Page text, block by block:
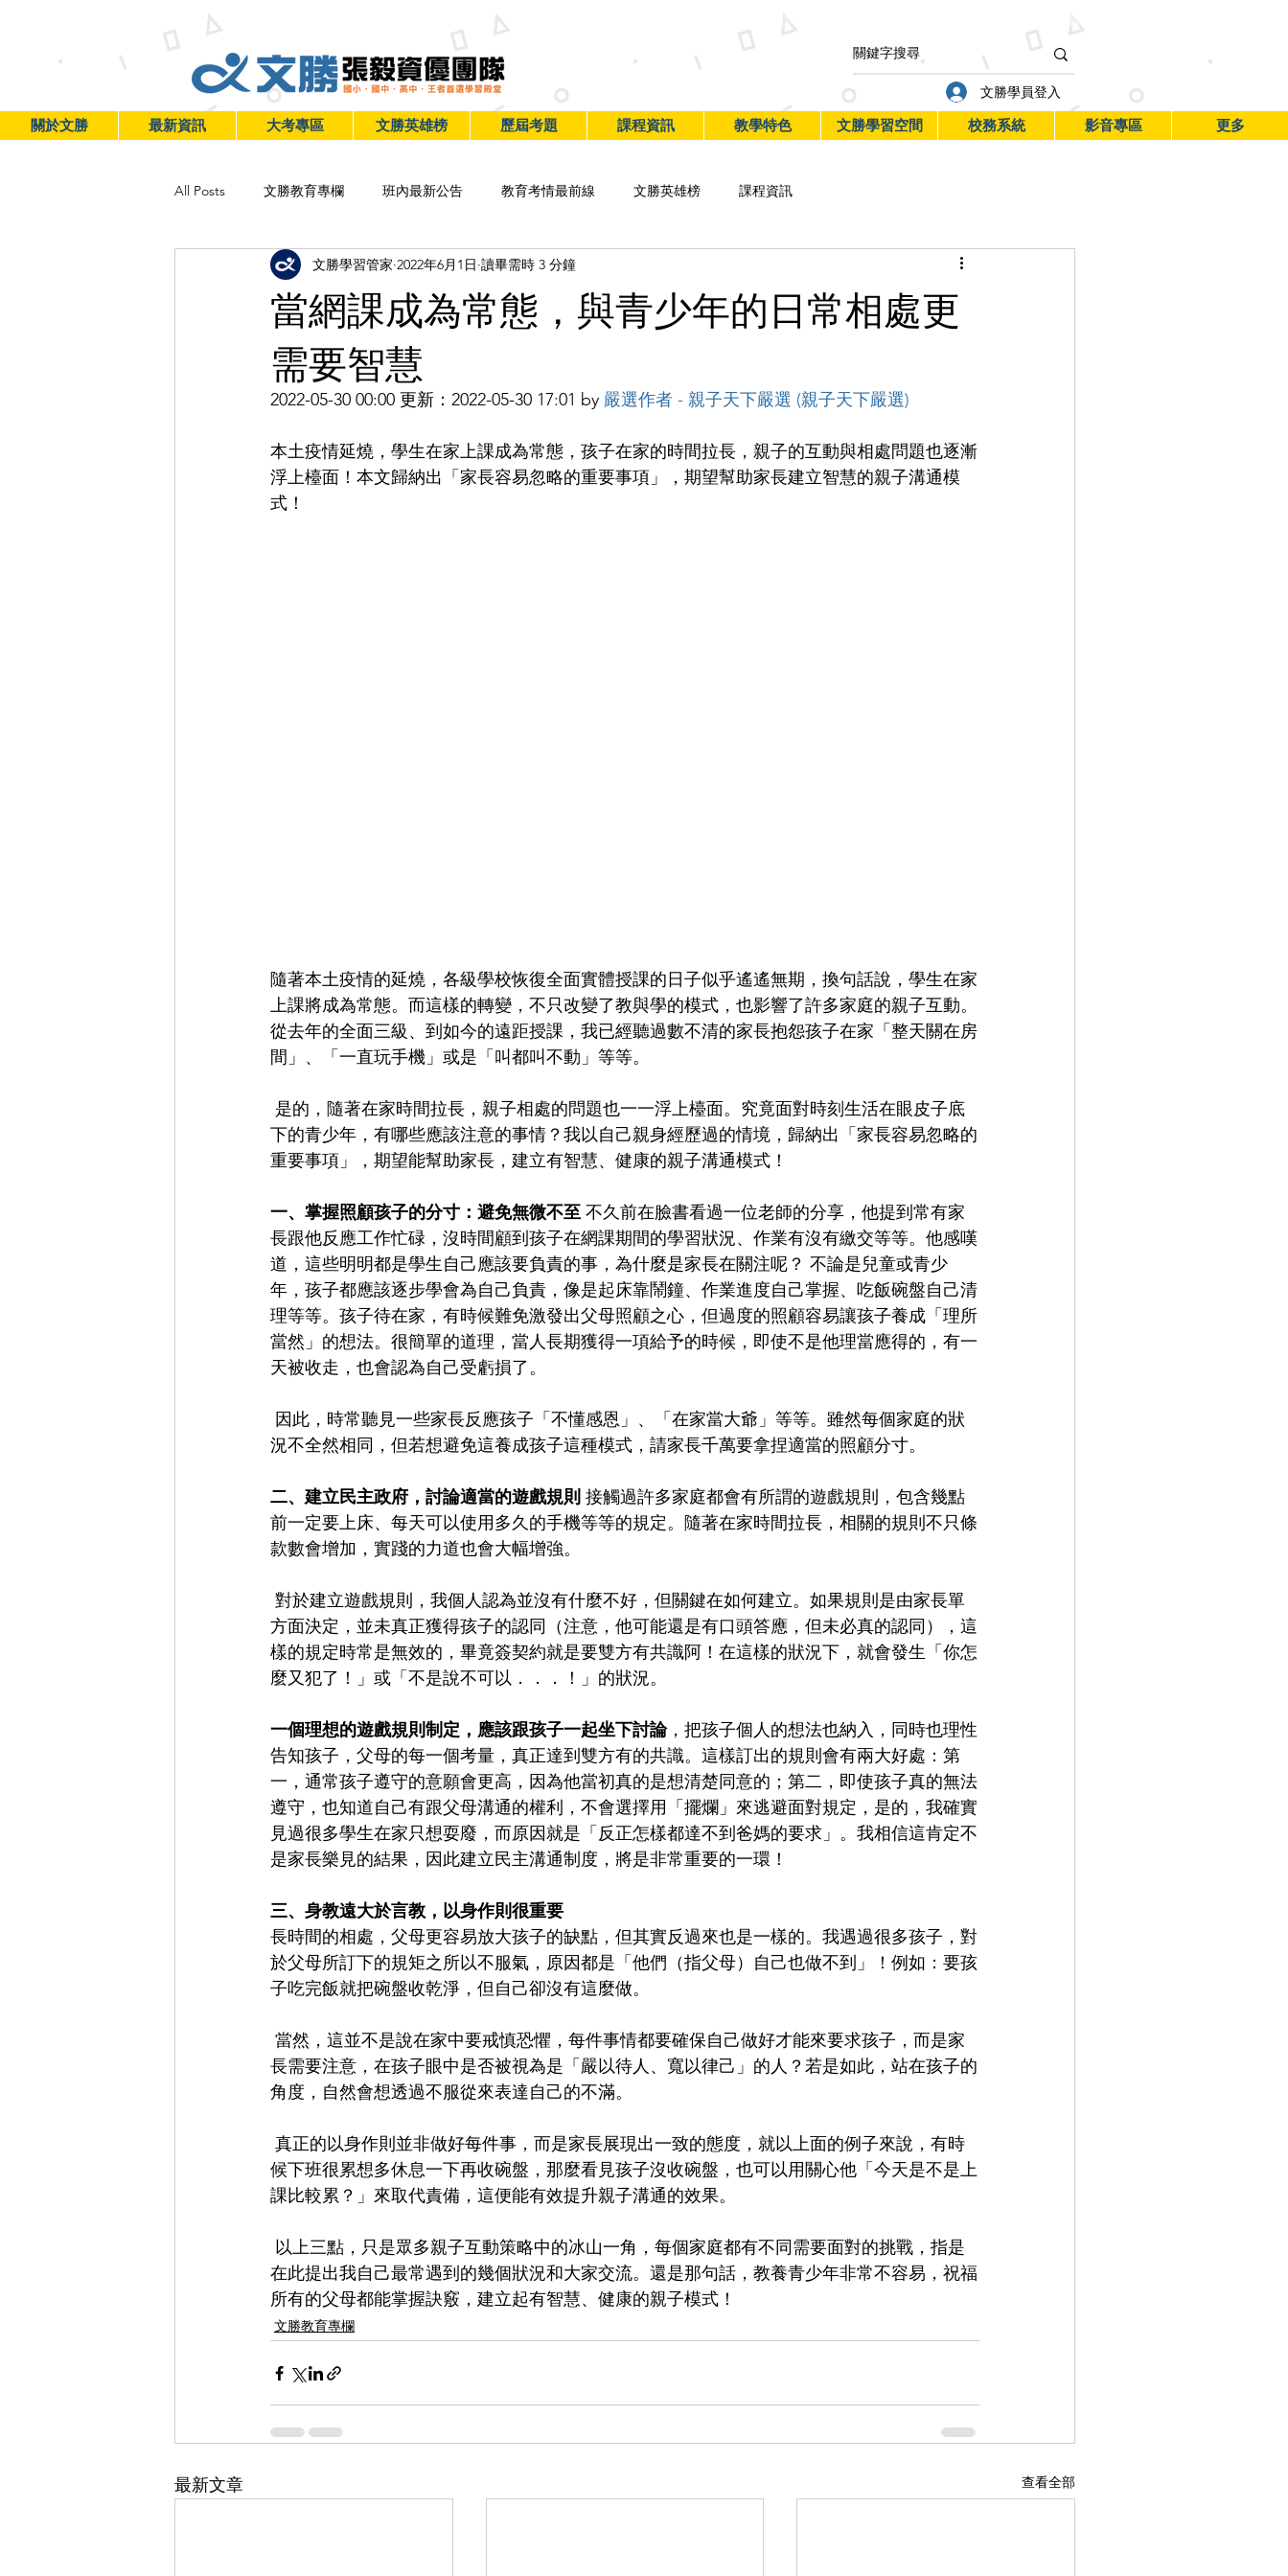
文勝學員登入
關於文勝 最新資訊 大考專區 文勝英雄榜 歷屆考題 課程資訊 教學特色 文勝學習空間 校務系統 影音專區 更多
All Posts 文勝教育專欄 班內最新公告 教育考情最前線 文勝英雄榜 課程資訊
當網課成為常態，與青少年的日常相處更
需要智慧
文勝學習管家 2022年6月1日 讀畢需時 3 分鐘
2022-05-30 00:00 更新：2022-05-30 17:01 by 嚴選作者 - 親子天下嚴選 (親子天下嚴選)
本土疫情延燒，學生在家上課成為常態，孩子在家的時間拉長，親子的互動與相處問題也逐漸
浮上檯面！本文歸納出「家長容易忽略的重要事項」，期望幫助家長建立智慧的親子溝通模
式！
隨著本土疫情的延燒，各級學校恢復全面實體授課的日子似乎遙遙無期，換句話說，學生在家
上課將成為常態。而這樣的轉變，不只改變了教與學的模式，也影響了許多家庭的親子互動。
從去年的全面三級、到如今的遠距授課，我已經聽過數不清的家長抱怨孩子在家「整天關在房
間」、「一直玩手機」或是「叫都叫不動」等等。
下的青少年，有哪些應該注意的事情？我以自己親身經歷過的情境，歸納出「家長容易忽略的
重要事項」，期望能幫助家長，建立有智慧、健康的親子溝通模式！
一、掌握照顧孩子的分寸：避免無微不至 不久前在臉書看過一位老師的分享，他提到常有家
長跟他反應工作忙碌，沒時間顧到孩子在網課期間的學習狀況、作業有沒有繳交等等。他感嘆
道，這些明明都是學生自己應該要負責的事，為什麼是家長在關注呢？ 不論是兒童或青少
年，孩子都應該逐步學會為自己負責，像是起床靠鬧鐘、作業進度自己掌握、吃飯碗盤自己清
理等等。孩子待在家，有時候難免激發出父母照顧之心，但過度的照顧容易讓孩子養成「理所
當然」的想法。很簡單的道理，當人長期獲得一項給予的時候，即使不是他理當應得的，有一
天被收走，也會認為自己受虧損了。
況不全然相同，但若想避免這養成孩子這種模式，請家長千萬要拿捏適當的照顧分寸。
二、建立民主政府，討論適當的遊戲規則 接觸過許多家庭都會有所謂的遊戲規則，包含幾點
前一定要上床、每天可以使用多久的手機等等的規定。隨著在家時間拉長，相關的規則不只條
款數會增加，實踐的力道也會大幅增強。
方面決定，並未真正獲得孩子的認同（注意，他可能還是有口頭答應，但未必真的認同），這
樣的規定時常是無效的，畢竟簽契約就是要雙方有共識阿！在這樣的狀況下，就會發生「你怎
麼又犯了！」或「不是說不可以．．．！」的狀況。
一個理想的遊戲規則制定，應該跟孩子一起坐下討論，把孩子個人的想法也納入，同時也理性
告知孩子，父母的每一個考量，真正達到雙方有的共識。這樣訂出的規則會有兩大好處：第
一，通常孩子遵守的意願會更高，因為他當初真的是想清楚同意的；第二，即使孩子真的無法
遵守，也知道自己有跟父母溝通的權利，不會選擇用「擺爛」來逃避面對規定，是的，我確實
見過很多學生在家只想耍廢，而原因就是「反正怎樣都達不到爸媽的要求」。我相信這肯定不
是家長樂見的結果，因此建立民主溝通制度，將是非常重要的一環！
三、身教遠大於言教，以身作則很重要
長時間的相處，父母更容易放大孩子的缺點，但其實反過來也是一樣的。我遇過很多孩子，對
於父母所訂下的規矩之所以不服氣，原因都是「他們（指父母）自己也做不到」！例如：要孩
子吃完飯就把碗盤收乾淨，但自己卻沒有這麼做。
長需要注意，在孩子眼中是否被視為是「嚴以待人、寬以律己」的人？若是如此，站在孩子的
角度，自然會想透過不服從來表達自己的不滿。
候下班很累想多休息一下再收碗盤，那麼看見孩子沒收碗盤，也可以用關心他「今天是不是上
課比較累？」來取代責備，這便能有效提升親子溝通的效果。
在此提出我自己最常遇到的幾個狀況和大家交流。還是那句話，教養青少年非常不容易，祝福
所有的父母都能掌握訣竅，建立起有智慧、健康的親子模式！
文勝教育專欄
最新文章 查看全部